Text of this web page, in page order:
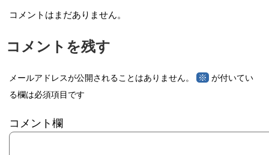
コメントはまだありません。
コメントを残す
メールアドレスが公開されることはありません。 ※ が付いてい
る欄は必須項目です
コメント欄